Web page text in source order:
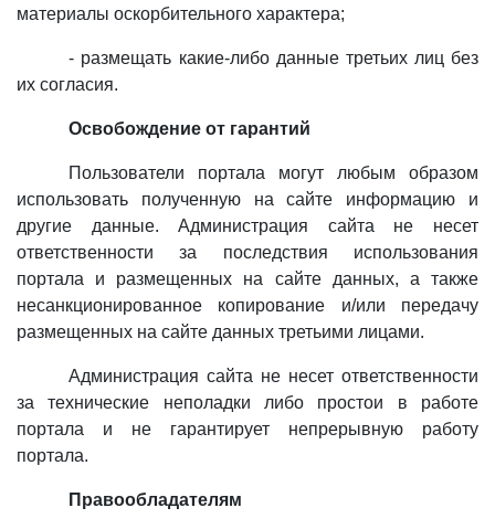
материалы оскорбительного характера;
- размещать какие-либо данные третьих лиц без
их согласия.
Освобождение от гарантий
Пользователи портала могут любым образом
использовать полученную на сайте информацию и
другие данные. Администрация сайта не несет
ответственности за последствия использования
портала и размещенных на сайте данных, а также
несанкционированное копирование и/или передачу
размещенных на сайте данных третьими лицами.
Администрация сайта не несет ответственности
за технические неполадки либо простои в работе
портала и не гарантирует непрерывную работу
портала.
Правообладателям